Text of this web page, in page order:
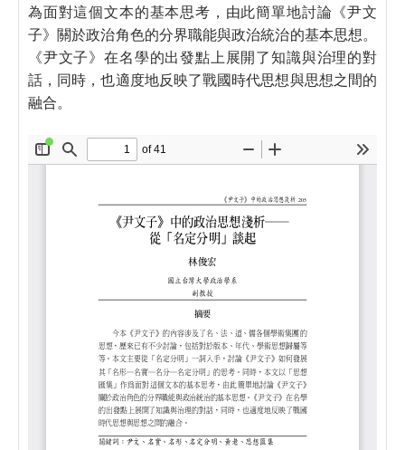
為面對這個文本的基本思考，由此簡單地討論《尹文
子》關於政治角色的分界職能與政治統治的基本思想。
《尹文子》在名學的出發點上展開了知識與治理的對
話，同時，也適度地反映了戰國時代思想與思想之間的
融合。